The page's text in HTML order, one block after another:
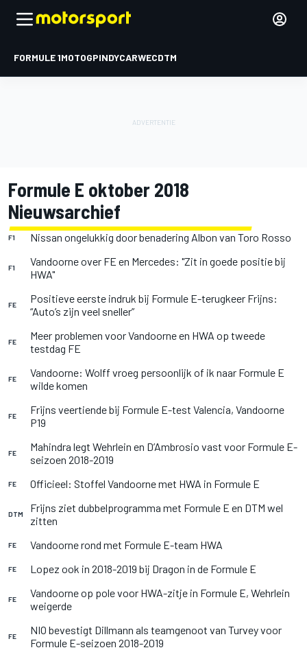
FORMULE 1MOTOGPINDYCARWECDTM
Formule E oktober 2018
Nieuwsarchief
F1 Nissan ongelukkig door benadering Albon van Toro Rosso
F1
Vandoorne over FE en Mercedes: "Zit in goede positie bij
HWA"
FE
Positieve eerste indruk bij Formule E-terugkeer Frijns:
“Auto’s zijn veel sneller”
FE
Meer problemen voor Vandoorne en HWA op tweede
testdag FE
FE
Vandoorne: Wolff vroeg persoonlijk of ik naar Formule E
wilde komen
FE
Frijns veertiende bij Formule E-test Valencia, Vandoorne
P19
FE
Mahindra legt Wehrlein en D’Ambrosio vast voor Formule E-
seizoen 2018-2019
FE Officieel: Stoffel Vandoorne met HWA in Formule E
DTM
Frijns ziet dubbelprogramma met Formule E en DTM wel
zitten
FE Vandoorne rond met Formule E-team HWA
FE Lopez ook in 2018-2019 bij Dragon in de Formule E
FE
Vandoorne op pole voor HWA-zitje in Formule E, Wehrlein
weigerde
FE
NIO bevestigt Dillmann als teamgenoot van Turvey voor
Formule E-seizoen 2018-2019